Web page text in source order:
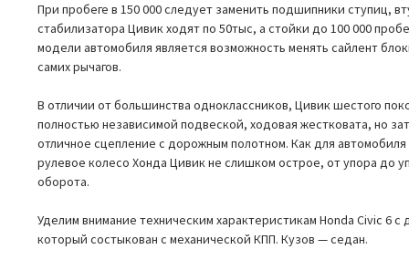
При пробеге в 150 000 следует заменить подшипники ступиц,
стабилизатора Цивик ходят по 50тыс, а стойки до 100 000
модели автомобиля является возможность менять сайлент
самих рычагов.
В отличии от большинства одноклассников, Цивик шестого
полностью независимой подвеской, ходовая жестковата, но
отличное сцепление с дорожным полотном. Как для
рулевое колесо Хонда Цивик не слишком острое, от упора до
оборота.
Уделим внимание техническим характеристикам Honda Civic 6 с
который состыкован с механической КПП. Кузов — седан.